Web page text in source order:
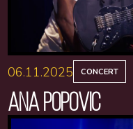
06.11.2025 CONCERT
ANA POPOVIC